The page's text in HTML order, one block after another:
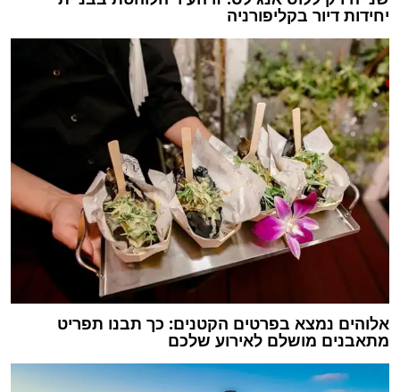
יחידות דיור בקליפורניה
אלוהים נמצא בפרטים הקטנים: כך תבנו תפריט
מתאבנים מושלם לאירוע שלכם